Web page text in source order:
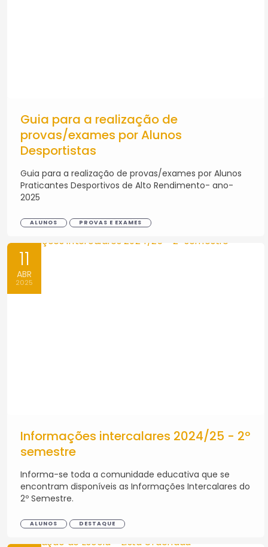
Guia para a realização de
provas/exames por Alunos
Desportistas
Guia para a realização de provas/exames por Alunos
Praticantes Desportivos de Alto Rendimento- ano-
2025
ALUNOS PROVAS E EXAMES
11
ABR
2025
Informações intercalares 2024/25 - 2º
semestre
Informa-se toda a comunidade educativa que se
encontram disponíveis as Informações Intercalares do
2º Semestre.
ALUNOS DESTAQUE